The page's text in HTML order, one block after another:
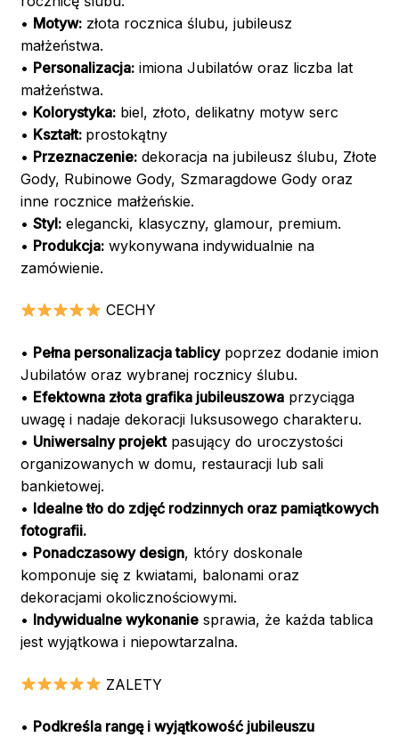
• Motyw:złota rocznica ślubu, jubileusz
małżeństwa.
• Personalizacja:imiona Jubilatów oraz liczba lat
małżeństwa.
• Kolorystyka:biel, złoto, delikatny motyw serc
• Kształt: prostokątny
• Przeznaczenie:dekoracja na jubileusz ślubu, Złote
Gody, Rubinowe Gody, Szmaragdowe Gody oraz
inne rocznice małżeńskie.
• Styl:elegancki, klasyczny, glamour, premium.
• Produkcja:wykonywana indywidualnie na
zamówienie.
CECHY
• Pełna personalizacja tablicypoprzez dodanie imion
Jubilatów oraz wybranej rocznicy ślubu.
• Efektowna złota grafika jubileuszowaprzyciąga
uwagę i nadaje dekoracji luksusowego charakteru.
• Uniwersalny projektpasujący do uroczystości
organizowanych w domu, restauracji lub sali
bankietowej.
• Idealne tło do zdjęć rodzinnych oraz pamiątkowych
fotografii.
• Ponadczasowy design, który doskonale
komponuje się z kwiatami, balonami oraz
dekoracjami okolicznościowymi.
• Indywidualne wykonaniesprawia, że każda tablica
jest wyjątkowa i niepowtarzalna.
ZALETY
• Podkreśla rangę i wyjątkowość jubileuszu